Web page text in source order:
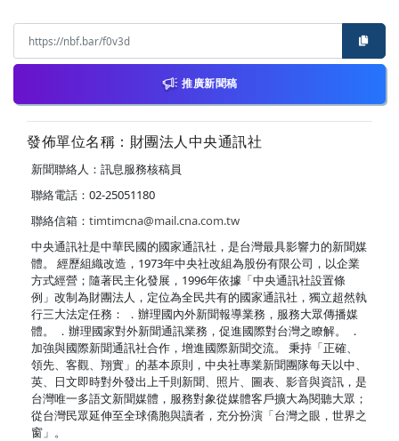
推廣新聞稿
發佈單位名稱：財團法人中央通訊社
新聞聯絡人：訊息服務核稿員
聯絡電話：02-25051180
聯絡信箱： timtimcna@mail.cna.com.tw
中央通訊社是中華民國的國家通訊社，是台灣最具影響力的新聞媒
體。 經歷組織改造，1973年中央社改組為股份有限公司，以企業
方式經營；隨著民主化發展，1996年依據「中央通訊社設置條
例」改制為財團法人，定位為全民共有的國家通訊社，獨立超然執
行三大法定任務： ．辦理國內外新聞報導業務，服務大眾傳播媒
體。 ．辦理國家對外新聞通訊業務，促進國際對台灣之瞭解。 ．
加強與國際新聞通訊社合作，增進國際新聞交流。 秉持「正確、
領先、客觀、翔實」的基本原則，中央社專業新聞團隊每天以中、
英、日文即時對外發出上千則新聞、照片、圖表、影音與資訊，是
台灣唯一多語文新聞媒體，服務對象從媒體客戶擴大為閱聽大眾；
從台灣民眾延伸至全球僑胞與讀者，充分扮演「台灣之眼，世界之
窗」。